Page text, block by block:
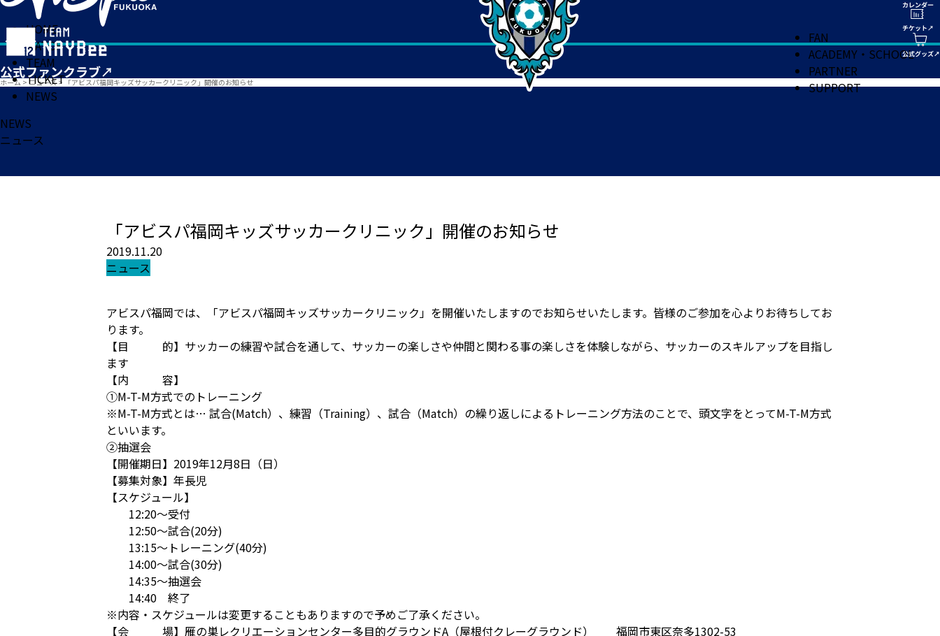
HOME
MATCH
TEAM
TICKET
NEWS
FAN
ACADEMY・SCHOOL
PARTNER
SUPPORT
ホーム > ニュース> 「アビスパ福岡キッズサッカークリニック」開催のお知らせ
NEWS
ニュース
「アビスパ福岡キッズサッカークリニック」開催のお知らせ
2019.11.20
ニュース
アビスパ福岡では、「アビスパ福岡キッズサッカークリニック」を開催いたしますのでお知らせいたします。皆様のご参加を心よりお待ちしてお
ります。
【目 的】サッカーの練習や試合を通して、サッカーの楽しさや仲間と関わる事の楽しさを体験しながら、サッカーのスキルアップを目指し
ます
【内 容】
①M-T-M方式でのトレーニング
※M-T-M方式とは… 試合(Match）、練習（Training）、試合（Match）の繰り返しによるトレーニング方法のことで、頭文字をとってM-T-M方式
といいます。
②抽選会
【開催期日】2019年12月8日（日）
【募集対象】年長児
【スケジュール】
12:20～受付
12:50～試合(20分)
13:15～トレーニング(40分)
14:00～試合(30分)
14:35～抽選会
14:40 終了
※内容・スケジュールは変更することもありますので予めご了承ください。
【会 場】雁の巣レクリエーションセンター多目的グラウンドA（屋根付クレーグラウンド） 福岡市東区奈多1302-53